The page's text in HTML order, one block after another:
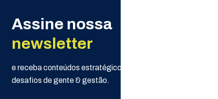
Assine nossa
newsletter
e receba conteúdos estratégicos da Selpe para seus
desafios de gente & gestão.